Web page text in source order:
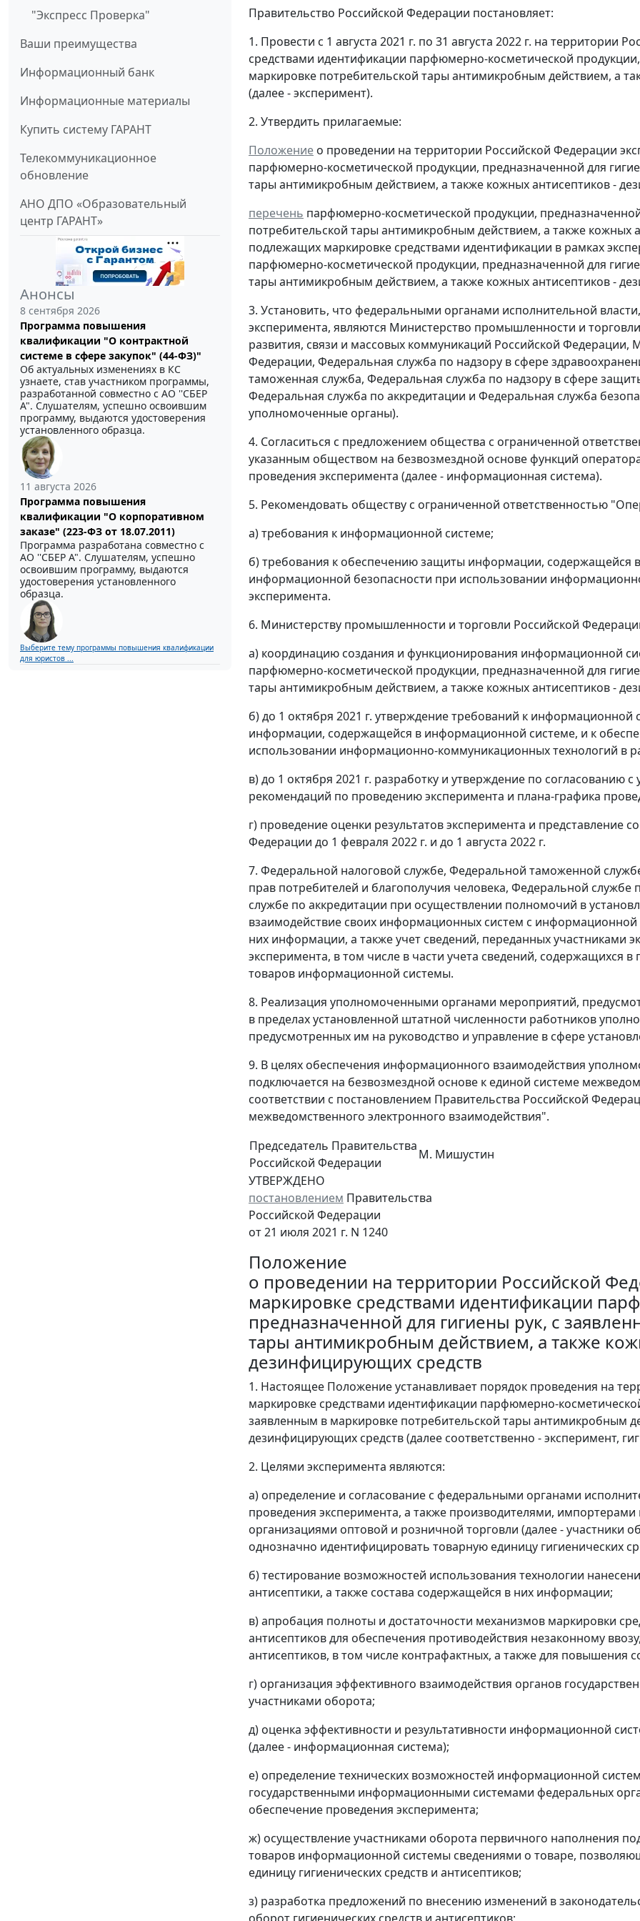
"Экспресс Проверка"
Ваши преимущества
Информационный банк
Информационные материалы
Купить систему ГАРАНТ
Телекоммуникационное
обновление
АНО ДПО «Образовательный
центр ГАРАНТ»
Анонсы
8 сентября 2026
Программа повышения
квалификации "О контрактной
системе в сфере закупок" (44-ФЗ)"
Об актуальных изменениях в КС
узнаете, став участником программы,
разработанной совместно с АО ''СБЕР
А". Слушателям, успешно освоившим
программу, выдаются удостоверения
установленного образца.
11 августа 2026
Программа повышения
квалификации "О корпоративном
заказе" (223-ФЗ от 18.07.2011)
Программа разработана совместно с
АО ''СБЕР А". Слушателям, успешно
освоившим программу, выдаются
удостоверения установленного
образца.
Выберите тему программы повышения квалификации
для юристов ...
Правительство Российской Федерации постановляет:
1. Провести с 1 августа 2021 г. по 31 августа 2022 г. на территории
средствами идентификации парфюмерно-косметической
маркировке потребительской тары антимикробным действием, а
(далее - эксперимент).
2. Утвердить прилагаемые:
Положение о проведении на территории Российской Федерации
парфюмерно-косметической продукции, предназначенной для
тары антимикробным действием, а также кожных антисептиков -
перечень парфюмерно-косметической продукции,
потребительской тары антимикробным действием, а также кожных
подлежащих маркировке средствами идентификации в рамках
парфюмерно-косметической продукции, предназначенной для
тары антимикробным действием, а также кожных антисептиков -
3. Установить, что федеральными органами исполнительной
эксперимента, являются Министерство промышленности и
развития, связи и массовых коммуникаций Российской Федерации,
Федерации, Федеральная служба по надзору в сфере
таможенная служба, Федеральная служба по надзору в сфере
Федеральная служба по аккредитации и Федеральная служба
уполномоченные органы).
4. Согласиться с предложением общества с ограниченной
указанным обществом на безвозмездной основе функций
проведения эксперимента (далее - информационная система).
5. Рекомендовать обществу с ограниченной ответственностью
а) требования к информационной системе;
б) требования к обеспечению защиты информации, содержащейся
информационной безопасности при использовании
эксперимента.
6. Министерству промышленности и торговли Российской
а) координацию создания и функционирования информационной
парфюмерно-косметической продукции, предназначенной для
тары антимикробным действием, а также кожных антисептиков -
б) до 1 октября 2021 г. утверждение требований к
информации, содержащейся в информационной системе, и к
использовании информационно-коммуникационных технологий в
в) до 1 октября 2021 г. разработку и утверждение по
рекомендаций по проведению эксперимента и плана-графика
г) проведение оценки результатов эксперимента и представление
Федерации до 1 февраля 2022 г. и до 1 августа 2022 г.
7. Федеральной налоговой службе, Федеральной таможенной
прав потребителей и благополучия человека, Федеральной
службе по аккредитации при осуществлении полномочий в
взаимодействие своих информационных систем с
них информации, а также учет сведений, переданных участниками
эксперимента, в том числе в части учета сведений, содержащихся
товаров информационной системы.
8. Реализация уполномоченными органами мероприятий,
в пределах установленной штатной численности работников
предусмотренных им на руководство и управление в сфере
9. В целях обеспечения информационного взаимодействия
подключается на безвозмездной основе к единой системе
соответствии с постановлением Правительства Российской
межведомственного электронного взаимодействия".
Председатель Правительства
Российской Федерации
М. Мишустин
УТВЕРЖДЕНО
постановлением Правительства
Российской Федерации
от 21 июля 2021 г. N 1240
Положение
о проведении на территории Российской
маркировке средствами идентификации
предназначенной для гигиены рук, с
тары антимикробным действием, а также
дезинфицирующих средств
1. Настоящее Положение устанавливает порядок проведения на
маркировке средствами идентификации парфюмерно-
заявленным в маркировке потребительской тары антимикробным
дезинфицирующих средств (далее соответственно - эксперимент,
2. Целями эксперимента являются:
а) определение и согласование с федеральными органами
проведения эксперимента, а также производителями, импортерами
организациями оптовой и розничной торговли (далее - участники
однозначно идентифицировать товарную единицу гигиенических
б) тестирование возможностей использования технологии
антисептики, а также состава содержащейся в них информации;
в) апробация полноты и достаточности механизмов маркировки
антисептиков для обеспечения противодействия незаконному
антисептиков, в том числе контрафактных, а также для повышения
г) организация эффективного взаимодействия органов
участниками оборота;
д) оценка эффективности и результативности информационной
(далее - информационная система);
е) определение технических возможностей информационной
государственными информационными системами федеральных
обеспечение проведения эксперимента;
ж) осуществление участниками оборота первичного наполнения
товаров информационной системы сведениями о товаре,
единицу гигиенических средств и антисептиков;
з) разработка предложений по внесению изменений в